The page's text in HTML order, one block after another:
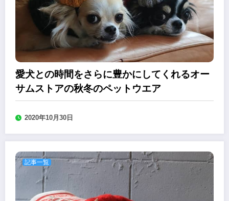
愛犬との時間をさらに豊かにしてくれるオー
サムストアの秋冬のペットウエア
2020年10月30日
記事一覧